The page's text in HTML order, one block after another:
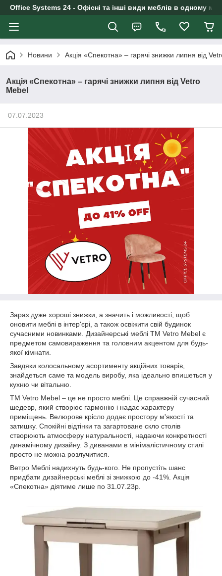
Office Systems 24 - Офісні та інші види меблів в одному
Новини Акція «Спекотна» – гарячі знижки липня від
Акція «Спекотна» – гарячі знижки липня від Vetro
Mebel
07.07.2023
Зараз дуже хороші знижки, а значить і можливості, щоб
оновити меблі в інтер'єрі, а також освіжити свій будинок
сучасними новинками. Дизайнерські меблі ТМ Vetro Mebel є
предметом самовираження та головним акцентом для будь-
якої кімнати.
Завдяки колосальному асортименту акційних товарів,
знайдеться саме та модель виробу, яка ідеально впишеться у
кухню чи вітальню.
ТМ Vetro Mebel – це не просто меблі. Це справжній сучасний
шедевр, який створює гармонію і надає характеру
приміщень. Велюрове крісло додає простору м'якості та
затишку. Спокійні відтінки та загартоване скло столів
створюють атмосферу натуральності, надаючи конкретності
динамічному дизайну. З диванами в мінімалістичному стилі
просто не можна розлучитися.
Ветро Меблі надихнуть будь-кого. Не пропустіть шанс
придбати дизайнерські меблі зі знижкою до -41%. Акція
«Спекотна» діятиме лише по 31.07.23р.